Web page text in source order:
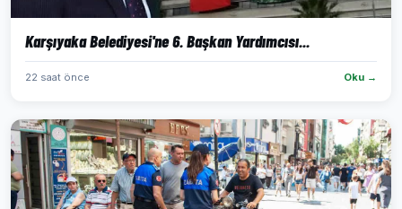
Karşıyaka Belediyesi'ne 6. Başkan Yardımcısı...
22 saat önce Oku →